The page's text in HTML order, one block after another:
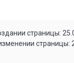
страницы:
страницы: